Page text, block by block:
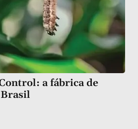
a fábrica de